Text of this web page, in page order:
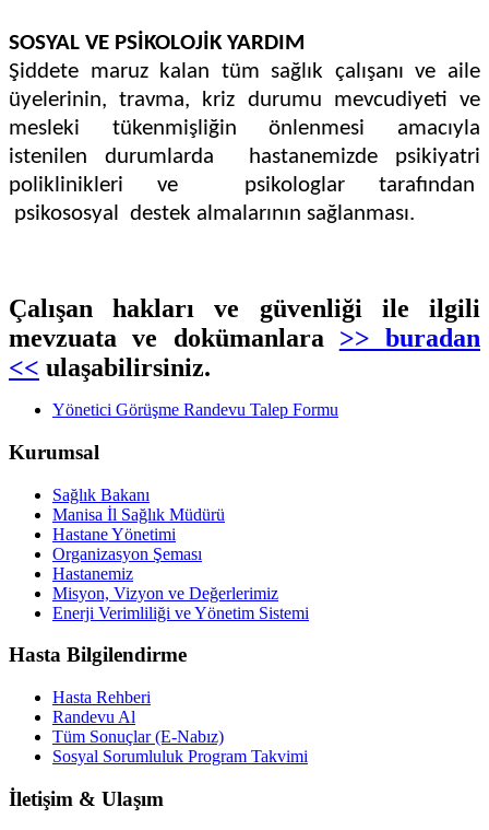
SOSYAL VE PSİKOLOJİK YARDIM
Şiddete maruz kalan tüm sağlık çalışanı ve aile
üyelerinin, travma, kriz durumu mevcudiyeti ve
mesleki tükenmişliğin önlenmesi amacıyla
istenilen durumlarda hastanemizde psikiyatri
poliklinikleri ve psikologlar tarafından
psikososyal destek almalarının sağlanması.
Çalışan hakları ve güvenliği ile ilgili
mevzuata ve dokümanlara >> buradan
<< ulaşabilirsiniz.
Yönetici Görüşme Randevu Talep Formu
Kurumsal
Sağlık Bakanı
Manisa İl Sağlık Müdürü
Hastane Yönetimi
Organizasyon Şeması
Hastanemiz
Misyon, Vizyon ve Değerlerimiz
Enerji Verimliliği ve Yönetim Sistemi
Hasta Bilgilendirme
Hasta Rehberi
Randevu Al
Tüm Sonuçlar (E-Nabız)
Sosyal Sorumluluk Program Takvimi
İletişim & Ulaşım